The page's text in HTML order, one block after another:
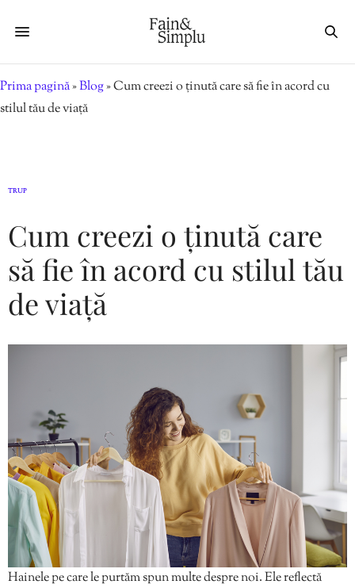
Prima pagină»Blog»Cum creezi o ținută care să fie în acord cu
stilul tău de viață
TRUP
Cum creezi o ținută care
să fie în acord cu stilul tău
de viață
Hainele pe care le purtăm spun multe despre noi. Ele reflectă